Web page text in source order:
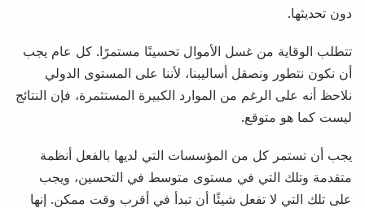
دون تحديثها.
تتطلب الوقاية من غسل الأموال تحسينًا مستمرًا. كل عام يجب
أن نكون نتطور ونصقل أساليبنا، لأننا على المستوى الدولي
نلاحظ أنه على الرغم من الموارد الكبيرة المستثمرة، فإن النتائج
ليست كما هو متوقع.
يجب أن تستمر كل من المؤسسات التي لديها بالفعل أنظمة
متقدمة وتلك التي في مستوى متوسط في التحسين، ويجب
على تلك التي لا تفعل شيئًا أن تبدأ في أقرب وقت ممكن. إنها